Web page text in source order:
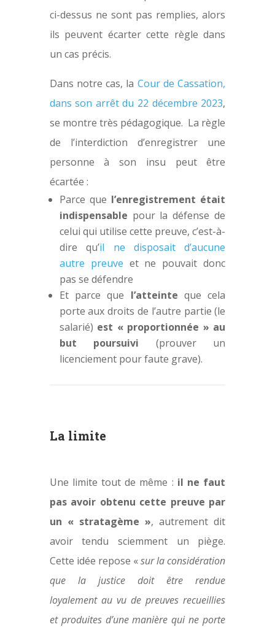
ci-dessus ne sont pas remplies, alors
ils peuvent écarter cette règle dans
un cas précis.
Dans notre cas, la Cour de Cassation,
dans son arrêt du 22 décembre 2023,
se montre très pédagogique. La règle
de l’interdiction d’enregistrer une
personne à son insu peut être
écartée :
Parce que l’enregistrement était
indispensable pour la défense de
celui qui utilise cette preuve, c’est-à-
dire qu’il ne disposait d’aucune
autre preuve et ne pouvait donc
pas se défendre
Et parce que l’atteinte que cela
porte aux droits de l’autre partie (le
salarié) est « proportionnée » au
but poursuivi (prouver un
licenciement pour faute grave).
La limite
Une limite tout de même : il ne faut
pas avoir obtenu cette preuve par
un « stratagème », autrement dit
avoir tendu sciemment un piège.
Cette idée repose «sur la considération
que la justice doit être rendue
loyalement au vu de preuves recueillies
et produites d’une manière qui ne porte